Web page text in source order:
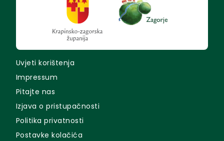
Uvjeti korištenja
Impressum
Pitajte nas
Izjava o pristupačnosti
Politika privatnosti
Postavke kolačića